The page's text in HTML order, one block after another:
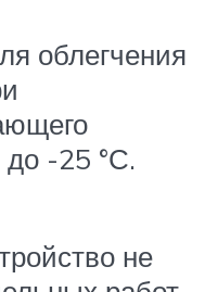
облегчения
-25 °С.
не